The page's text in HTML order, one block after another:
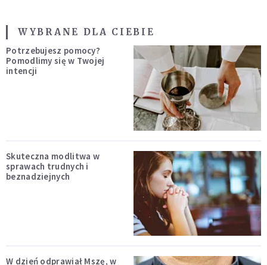
WYBRANE DLA CIEBIE
Potrzebujesz pomocy?
Pomodlimy się w Twojej
intencji
Skuteczna modlitwa w
sprawach trudnych i
beznadziejnych
W dzień odprawiał Mszę, w